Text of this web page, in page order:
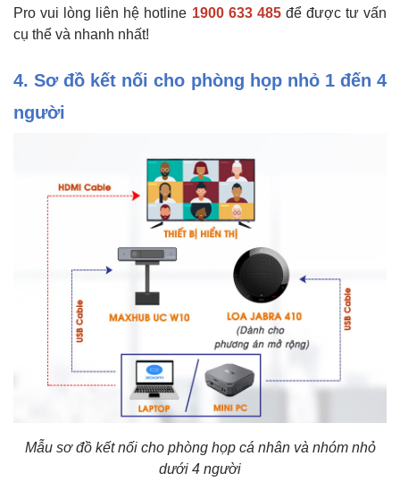
Pro vui lòng liên hệ hotline 1900 633 485để được tư vấn
cụ thể và nhanh nhất!
4. Sơ đồ kết nối cho phòng họp nhỏ 1 đến 4
người
Mẫu sơ đồ kết nối cho phòng họp cá nhân và nhóm nhỏ
dưới 4 người